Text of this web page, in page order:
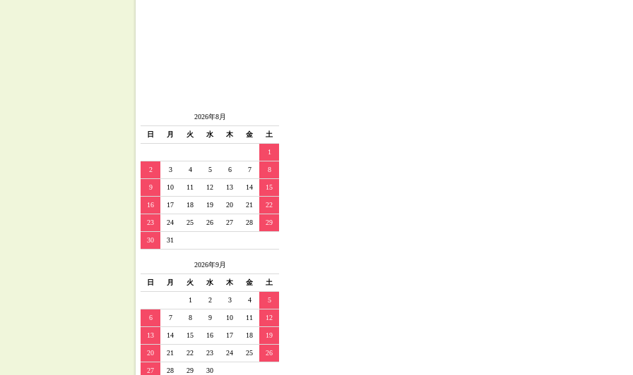
2026年8月
日 月 火 水 木 金 土
1
2 3 4 5 6 7 8
9 10 11 12 13 14 15
16 17 18 19 20 21 22
23 24 25 26 27 28 29
30 31
2026年9月
日 月 火 水 木 金 土
1 2 3 4 5
6 7 8 9 10 11 12
13 14 15 16 17 18 19
20 21 22 23 24 25 26
27 28 29 30